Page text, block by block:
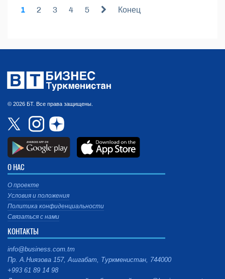
1 2 3 4 5 Конец
© 2026 БТ. Все права защищены.
О НАС
О проекте
Условия и положения
Политика конфиденциальности
Связаться с нами
КОНТАКТЫ
info@business.com.tm
Пр. А.Ниязова 157, Ашгабат, Туркменистан, 744000
+993 61 89 14 98